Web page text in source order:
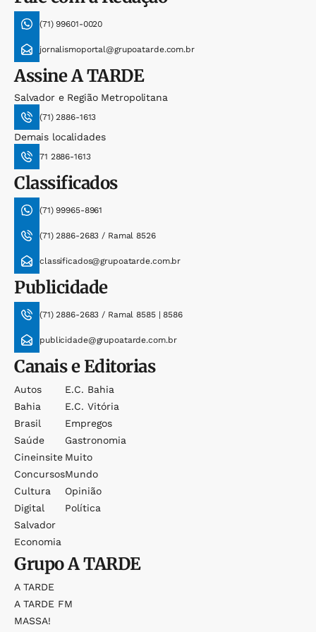
(71) 99601-0020
jornalismoportal@grupoatarde.com.br
AssineA TARDE
Salvador e Região Metropolitana
(71) 2886-1613
Demais localidades
71 2886-1613
Classificados
(71) 99965-8961
(71) 2886-2683 / Ramal 8526
classificados@grupoatarde.com.br
Publicidade
(71) 2886-2683 / Ramal 8585 | 8586
publicidade@grupoatarde.com.br
Canais e Editorias
Autos
Bahia
Brasil
Saúde
Cineinsite
Concursos
Cultura
Digital
Salvador
Economia
E.c. Bahia
E.c. Vitória
Empregos
Gastronomia
Muito
Mundo
Opinião
Política
GrupoA TARDE
A TARDE
A TARDE FM
MASSA!